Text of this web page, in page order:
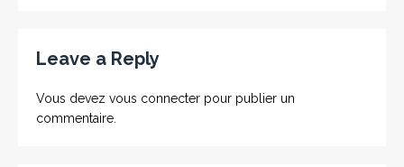
Leave a Reply
Vous devez vous connecter pour publier un
commentaire.